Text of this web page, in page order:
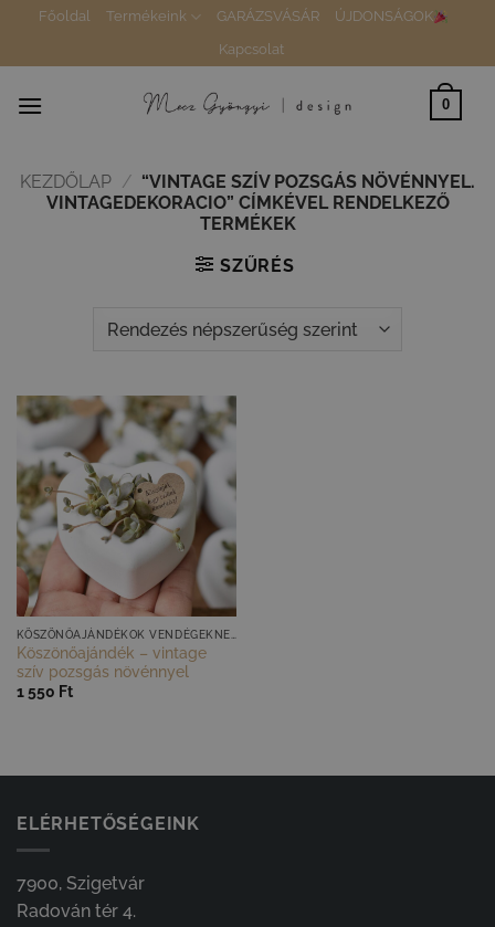
content
Főoldal Termékeink GARÁZSVÁSÁR
ÚJDONSÁGOK
Kapcsolat
0
KEZDŐLAP / “VINTAGE SZÍV POZSGÁS NÖVÉNNYEL.
VINTAGEDEKORACIO” CÍMKÉVEL RENDELKEZŐ
TERMÉKEK
SZŰRÉS
GYORS NÉZET
Köszönőajándék – vintage
szív pozsgás növénnyel
1 550 Ft
ELÉRHETŐSÉGEINK
7900, Szigetvár
Radován tér 4.